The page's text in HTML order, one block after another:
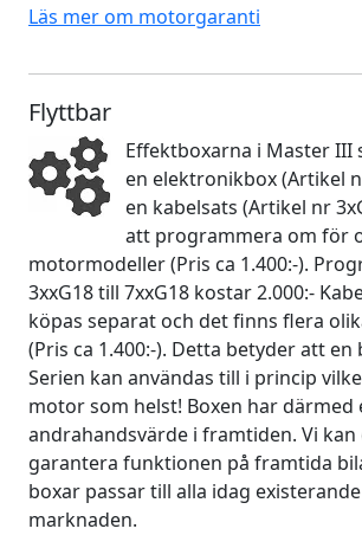
Läs mer om motorgaranti
Flyttbar
Effektboxarna i Master III
en elektronikbox (Artikel
en kabelsats (Artikel nr
att programmera om för
motormodeller (Pris ca 1.400:-).
3xxG18 till 7xxG18 kostar 2.000:-
köpas separat och det finns flera
(Pris ca 1.400:-). Detta betyder att
Serien kan användas till i princip
motor som helst! Boxen har
andrahandsvärde i framtiden. Vi
garantera funktionen på framtida
boxar passar till alla idag
marknaden.